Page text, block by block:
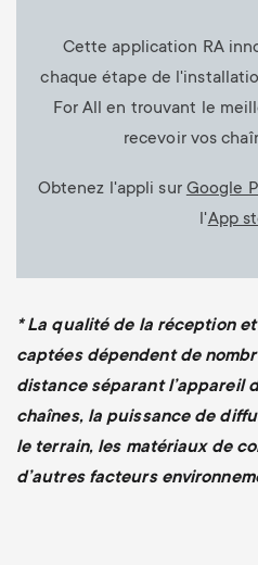
Cette application RA
chaque étape de
For All en trouvant le
recevoir vos
Obtenez l'appli sur Google
l'App
* La qualité de la réception
captées dépendent de
distance séparant l’appareil
chaînes, la puissance de
le terrain, les matériaux de
d’autres facteurs